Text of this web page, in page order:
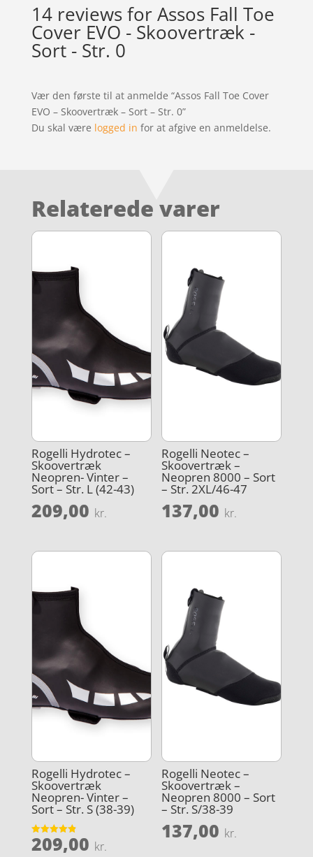
14 reviews forAssos Fall Toe
Cover EVO - Skoovertræk -
Sort - Str. 0
Vær den første til at anmelde “Assos Fall Toe Cover
EVO – Skoovertræk – Sort – Str. 0”
Du skal være logged in for at afgive en anmeldelse.
Relaterede varer
Rogelli Hydrotec –
Skoovertræk
Neopren- Vinter –
Sort – Str. L (42-43)
209,00 kr.
Rogelli Neotec –
Skoovertræk –
Neopren 8000 – Sort
– Str. 2XL/46-47
137,00 kr.
Rogelli Hydrotec –
Skoovertræk
Neopren- Vinter –
Sort – Str. S (38-39)
Vurderet
4.9
209,00 kr.
Rogelli Neotec –
Skoovertræk –
Neopren 8000 – Sort
– Str. S/38-39
137,00 kr.